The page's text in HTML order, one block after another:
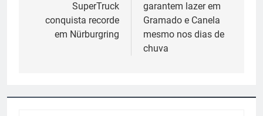
Post
SuperTruck
conquista recorde
em Nürburgring
garantem lazer em
Gramado e Canela
mesmo nos dias de
chuva